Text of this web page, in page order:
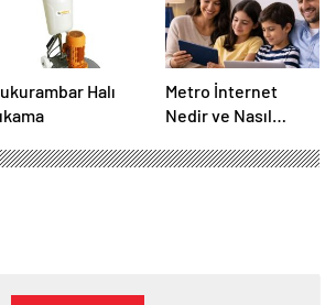
Halı
Metro İnternet
Nedir ve Nasıl